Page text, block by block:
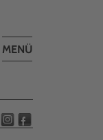
Toggle
MENÜ